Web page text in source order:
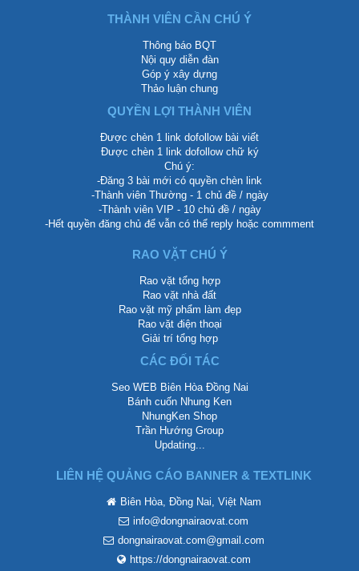
THÀNH VIÊN CẦN CHÚ Ý
Thông báo BQT
Nội quy diễn đàn
Góp ý xây dựng
Thảo luận chung
QUYỀN LỢI THÀNH VIÊN
Được chèn 1 link dofollow bài viết
Được chèn 1 link dofollow chữ ký
Chú ý:
-Đăng 3 bài mới có quyền chèn link
-Thành viên Thường - 1 chủ đề / ngày
-Thành viên VIP - 10 chủ đề / ngày
-Hết quyền đăng chủ để vẫn có thể reply hoặc commment
RAO VẶT CHÚ Ý
Rao vặt tổng hợp
Rao vặt nhà đất
Rao vặt mỹ phẩm làm đẹp
Rao vặt điện thoại
Giải trí tổng hợp
CÁC ĐỐI TÁC
Seo WEB Biên Hòa Đồng Nai
Bánh cuốn Nhung Ken
NhungKen Shop
Trần Hướng Group
Updating...
LIÊN HỆ QUẢNG CÁO BANNER & TEXTLINK
Biên Hòa, Đồng Nai, Việt Nam
info@dongnairaovat.com
dongnairaovat.com@gmail.com
https://dongnairaovat.com